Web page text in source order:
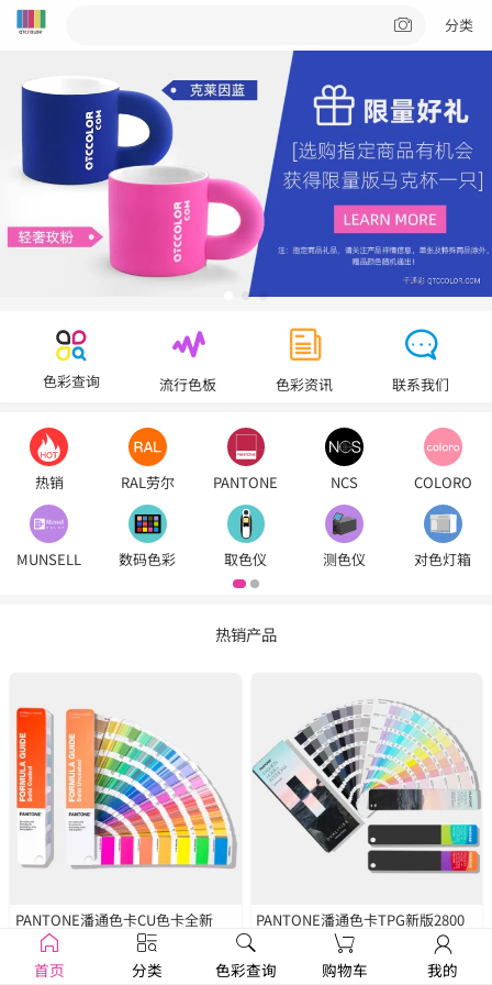
分类
色彩查询 流行色板 色彩资讯 联系我们
热销 RAL劳尔 PANTONE NCS COLORO
MUNSELL 数码色彩 取色仪 测色仪 对色灯箱
热销产品
PANTONE潘通色卡CU色卡全新
2390色
￥1250
PANTONE潘通色卡TPG新版2800
FHIP110C
￥1679
首页 分类 色彩查询 购物车 我的